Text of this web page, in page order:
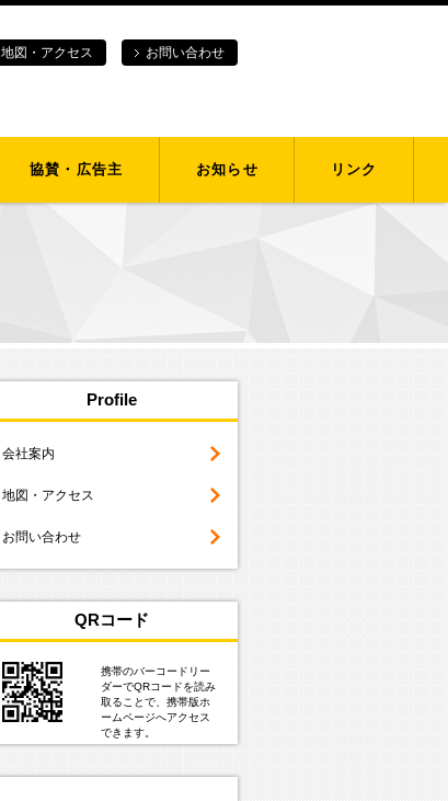
地図・アクセス お問い合わせ
協賛・広告主 お知らせ リンク
Profile
会社案内
地図・アクセス
お問い合わせ
QRコード
携帯のバーコードリー
ダーでQRコードを読み
取ることで、携帯版ホ
ームページへアクセス
できます。